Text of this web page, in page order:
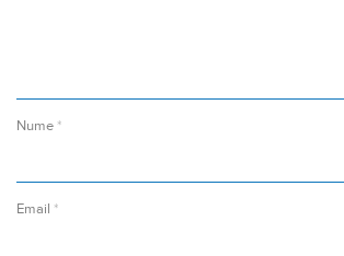
Nume *
Email *